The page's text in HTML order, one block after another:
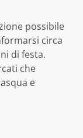
possibile
circa
di festa.
che
e